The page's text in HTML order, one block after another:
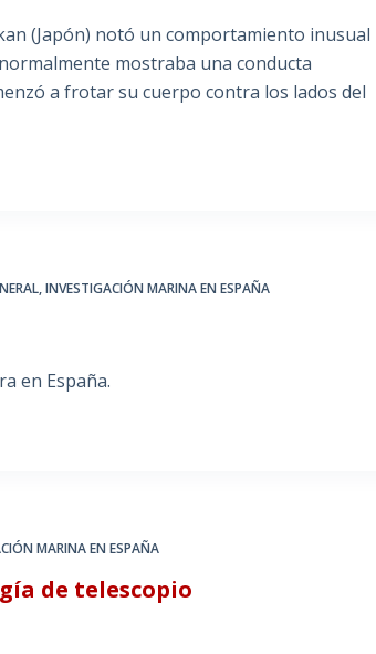
(Japón) notó un comportamiento inusual
mostraba una conducta
a frotar su cuerpo contra los lados del
,INVESTIGACIÓN MARINA EN ESPAÑA
en España.
MARINA EN ESPAÑA
de telescopio